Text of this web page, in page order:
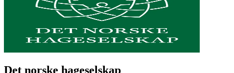
Det norske hageselskap